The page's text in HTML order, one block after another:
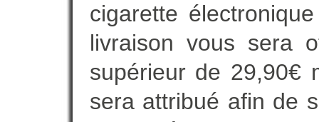
cigarette
livraison vous sera
supérieur de 29,90€
sera attribué afin de